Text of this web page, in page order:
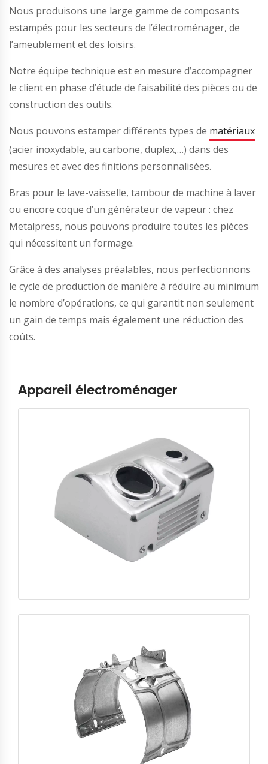
Nous produisons une large gamme de composants
estampés pour les secteurs de l’électroménager, de
l’ameublement et des loisirs.
Notre équipe technique est en mesure d’accompagner
le client en phase d’étude de faisabilité des pièces ou de
construction des outils.
Nous pouvons estamper différents types de matériaux
(acier inoxydable, au carbone, duplex,…) dans des
mesures et avec des finitions personnalisées.
Bras pour le lave-vaisselle, tambour de machine à laver
ou encore coque d’un générateur de vapeur : chez
Metalpress, nous pouvons produire toutes les pièces
qui nécessitent un formage.
Grâce à des analyses préalables, nous perfectionnons
le cycle de production de manière à réduire au minimum
le nombre d’opérations, ce qui garantit non seulement
un gain de temps mais également une réduction des
coûts.
Appareil électroménager